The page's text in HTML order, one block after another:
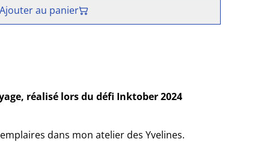
Ajouter au panier
réalisé lors du défi Inktober 2024
dans mon atelier des Yvelines.